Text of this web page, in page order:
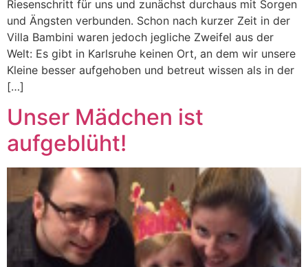
Riesenschritt für uns und zunächst durchaus mit Sorgen
und Ängsten verbunden. Schon nach kurzer Zeit in der
Villa Bambini waren jedoch jegliche Zweifel aus der
Welt: Es gibt in Karlsruhe keinen Ort, an dem wir unsere
Kleine besser aufgehoben und betreut wissen als in der
[…]
Unser Mädchen ist
aufgeblüht!